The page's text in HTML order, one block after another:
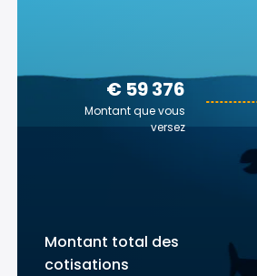
€ 59 376
Montant que vous
versez
Montant total des
cotisations